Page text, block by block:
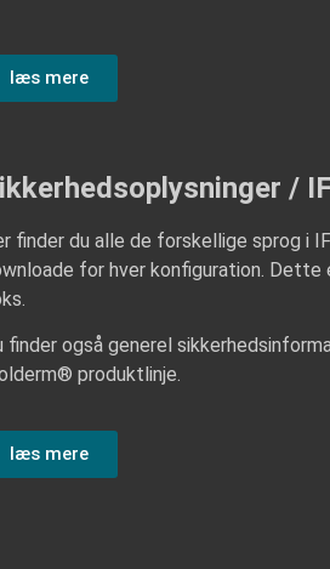
læs mere
/
finder du alle de forskellige sprog i
for hver konfiguration.
finder også generel
produktlinje.
læs mere